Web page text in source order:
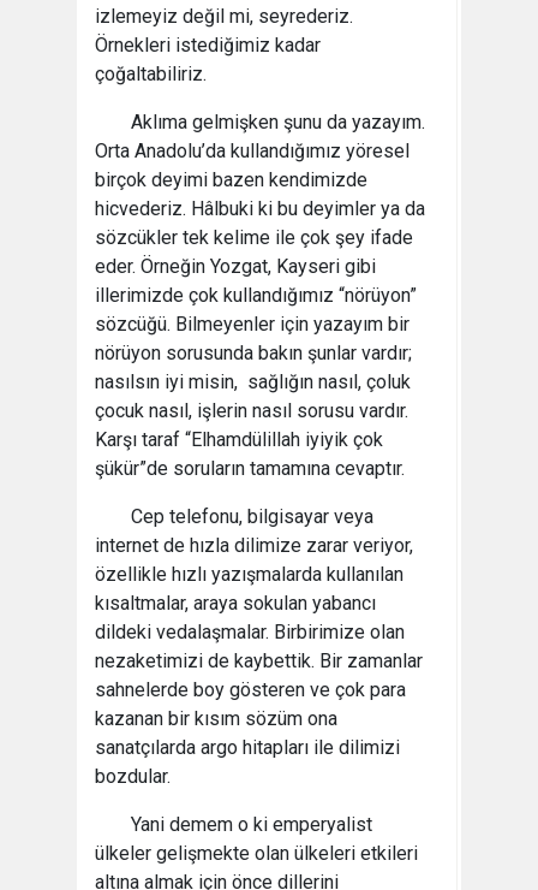
izlemeyiz değil mi, seyrederiz.
Örnekleri istediğimiz kadar
çoğaltabiliriz.
Aklıma gelmişken şunu da yazayım.
Orta Anadolu’da kullandığımız yöresel
birçok deyimi bazen kendimizde
hicvederiz. Hâlbuki ki bu deyimler ya da
sözcükler tek kelime ile çok şey ifade
eder. Örneğin Yozgat, Kayseri gibi
illerimizde çok kullandığımız “nörüyon”
sözcüğü. Bilmeyenler için yazayım bir
nörüyon sorusunda bakın şunlar vardır;
nasılsın iyi misin, sağlığın nasıl, çoluk
çocuk nasıl, işlerin nasıl sorusu vardır.
Karşı taraf “Elhamdülillah iyiyik çok
şükür”de soruların tamamına cevaptır.
Cep telefonu, bilgisayar veya
internet de hızla dilimize zarar veriyor,
özellikle hızlı yazışmalarda kullanılan
kısaltmalar, araya sokulan yabancı
dildeki vedalaşmalar. Birbirimize olan
nezaketimizi de kaybettik. Bir zamanlar
sahnelerde boy gösteren ve çok para
kazanan bir kısım sözüm ona
sanatçılarda argo hitapları ile dilimizi
bozdular.
Yani demem o ki emperyalist
ülkeler gelişmekte olan ülkeleri etkileri
altına almak için önce dillerini